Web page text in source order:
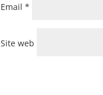
Email *
Site web